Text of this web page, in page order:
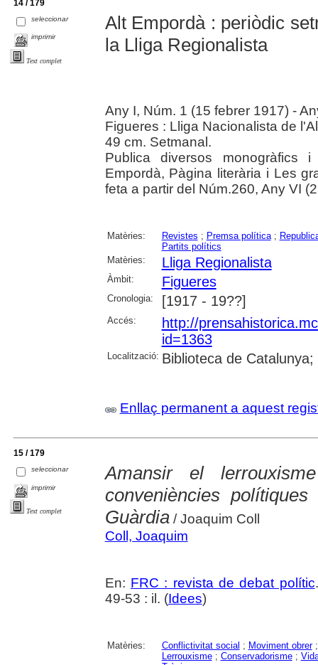
14 / 179
seleccionar
imprimir
Text complet
Alt Empordà : periòdic
la Lliga Regionalista
Any I, Núm. 1 (15 febrer 1917) -
Figueres : Lliga Nacionalista de
49 cm. Setmanal.
Publica diversos monogràfics
Empordà, Pàgina literària i Les
feta a partir del Núm.260, Any VI
Matèries: Revistes ; Premsa política;
Partits polítics
Matèries:
Lliga Regionalista
Àmbit: Figueres
Cronologia: [1917 - 19??]
Accés:
http://
id=1363
Localització: Biblioteca de
Enllaç permanent a aquest
15 / 179
seleccionar
imprimir
Text complet
Amansir el
conveniències
Guàrdia/ Joaquim Coll
Coll, Joaquim
En: FRC : revista de debat polític
49-53 : il. (Idees)
Matèries: Conflictivitat social ; Moviment obrer
Lerrouxisme; Conservadorisme;